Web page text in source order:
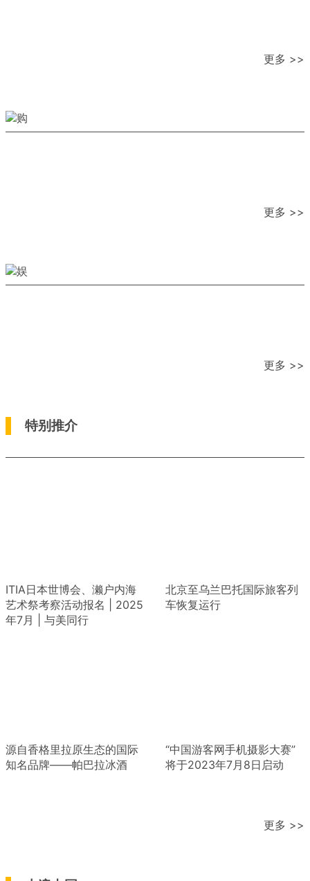
更多 >>
更多 >>
更多 >>
特别推介
ITIA日本世博会、濑户内海
艺术祭考察活动报名 | 2025
年7月 | 与美同行
北京至乌兰巴托国际旅客列
车恢复运行
源自香格里拉原生态的国际
知名品牌——帕巴拉冰酒
“中国游客网手机摄影大赛”
将于2023年7月8日启动
更多 >>